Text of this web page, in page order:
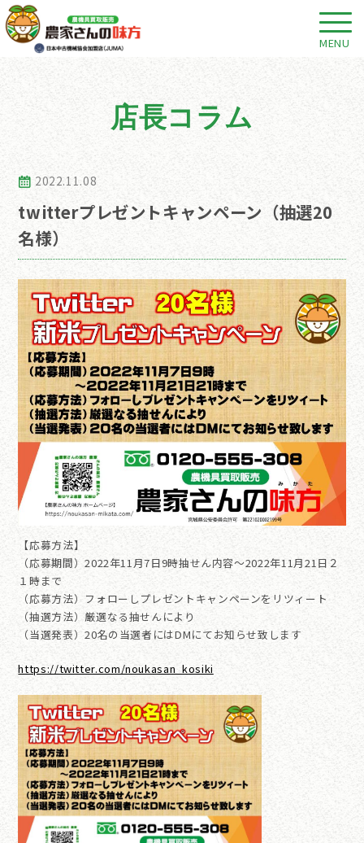
MENU
店長コラム
2022.11.08
twitterプレゼントキャンペーン（抽選20
名様）
【応募方法】
（応募期間）2022年11月7日9時抽せん内容～2022年11月21日２
１時まで
（応募方法）フォローしプレゼントキャンペーンをリツィート
（抽選方法）厳選なる抽せんにより
（当選発表）20名の当選者にはDMにてお知らせ致します
https://twitter.com/noukasan_kosiki